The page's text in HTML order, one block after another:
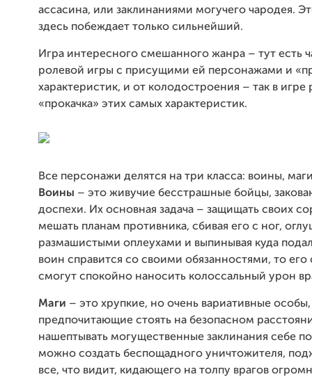
ассасина, или заклинаниями могучего чародея.
здесь побеждает только сильнейший.
Игра интересного смешанного жанра – тут есть
ролевой игры с присущими ей персонажами и
характеристик, и от колодостроения – так в игре
«прокачка» этих самых характеристик.
Все персонажи делятся на три класса: воины,
Воины – это живучие бесстрашные бойцы,
доспехи. Их основная задача – защищать своих
мешать планам противника, сбивая его с ног,
размашистыми оплеухами и выпинывая куда
воин справится со своими обязанностями, то
смогут спокойно наносить колоссальный урон
Маги – это хрупкие, но очень вариативные особы,
предпочитающие стоять на безопасном
нашептывать могущественные заклинания себе
можно создать беспощадного уничтожителя,
все, что видит, кидающего на толпу врагов